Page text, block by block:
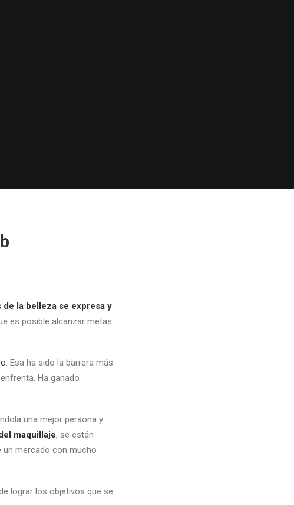
de la belleza se expresa y
es posible alcanzar metas
. Esa ha sido la barrera más
Ha ganado
una mejor persona y
maquillaje, se están
un mercado con mucho
lograr los objetivos que se